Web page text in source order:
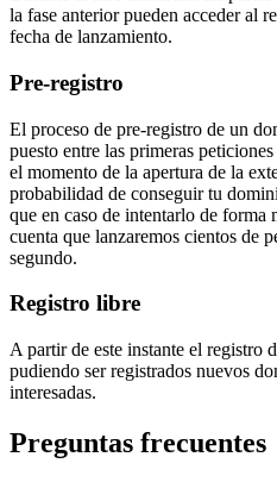
la fase anterior pueden acceder al
fecha de lanzamiento.
Pre-registro
El proceso de pre-registro de un
puesto entre las primeras
el momento de la apertura de la
probabilidad de conseguir tu
que en caso de intentarlo de forma
cuenta que lanzaremos cientos de
segundo.
Registro libre
A partir de este instante el registro
pudiendo ser registrados nuevos
interesadas.
Preguntas frecuentes